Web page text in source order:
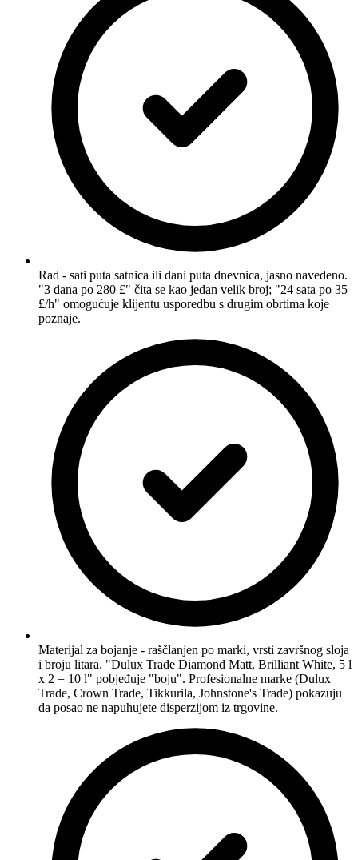
Rad - sati puta satnica ili dani puta dnevnica, jasno navedeno.
"3 dana po 280 £" čita se kao jedan velik broj; "24 sata po 35
£/h" omogućuje klijentu usporedbu s drugim obrtima koje
poznaje.
Materijal za bojanje - raščlanjen po marki, vrsti završnog sloja
i broju litara. "Dulux Trade Diamond Matt, Brilliant White, 5 l
x 2 = 10 l" pobjeđuje "boju". Profesionalne marke (Dulux
Trade, Crown Trade, Tikkurila, Johnstone's Trade) pokazuju
da posao ne napuhujete disperzijom iz trgovine.